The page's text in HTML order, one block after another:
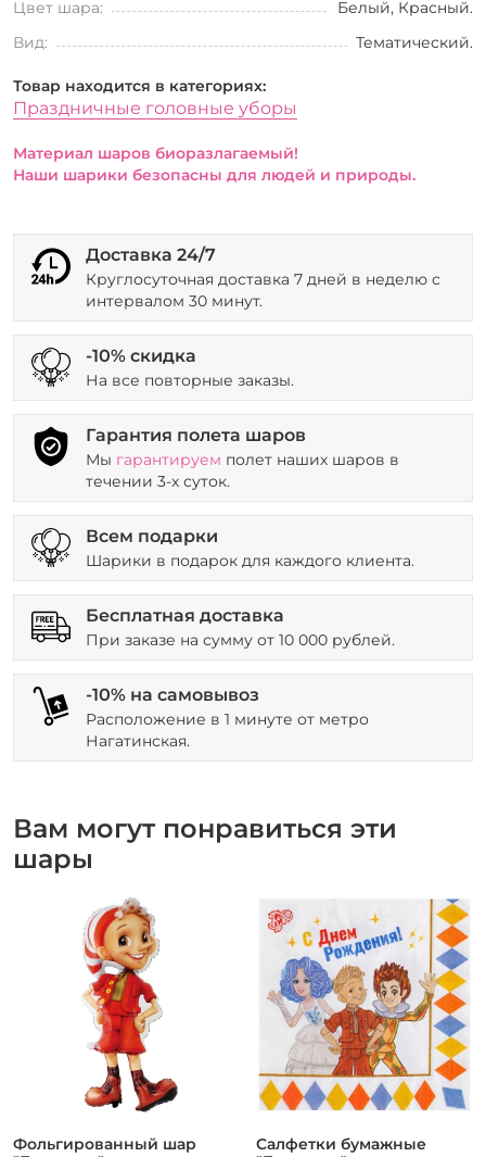
Цвет шара:
Белый, Красный.
Вид:
Тематический.
Товар находится в категориях:
Праздничные головные уборы
Материал шаров биоразлагаемый!
Наши шарики безопасны для людей и природы.
Доставка 24/7
Круглосуточная доставка 7 дней в неделю с
интервалом 30 минут.
-10% скидка
На все повторные заказы.
Гарантия полета шаров
Мы гарантируем полет наших шаров в
течении 3-х суток.
Всем подарки
Шарики в подарок для каждого клиента.
Бесплатная доставка
При заказе на сумму от 10 000 рублей.
-10% на самовывоз
Расположение в 1 минуте от метро
Нагатинская.
Вам могут понравиться эти
шары
Фольгированный шар
Салфетки бумажные